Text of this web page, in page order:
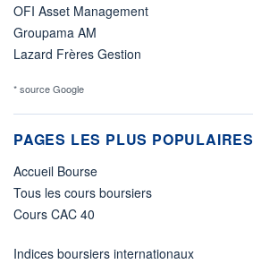
OFI Asset Management
Groupama AM
Lazard Frères Gestion
* source Google
PAGES LES PLUS POPULAIRES
Accueil Bourse
Tous les cours boursiers
Cours CAC 40
Indices boursiers internationaux